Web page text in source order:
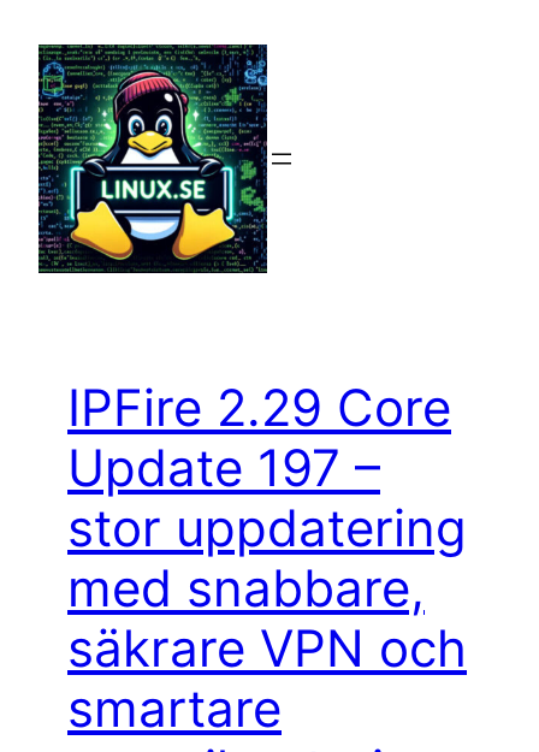
innehåll
IPFire 2.29 Core
Update 197 –
stor uppdatering
med snabbare,
säkrare VPN och
smartare